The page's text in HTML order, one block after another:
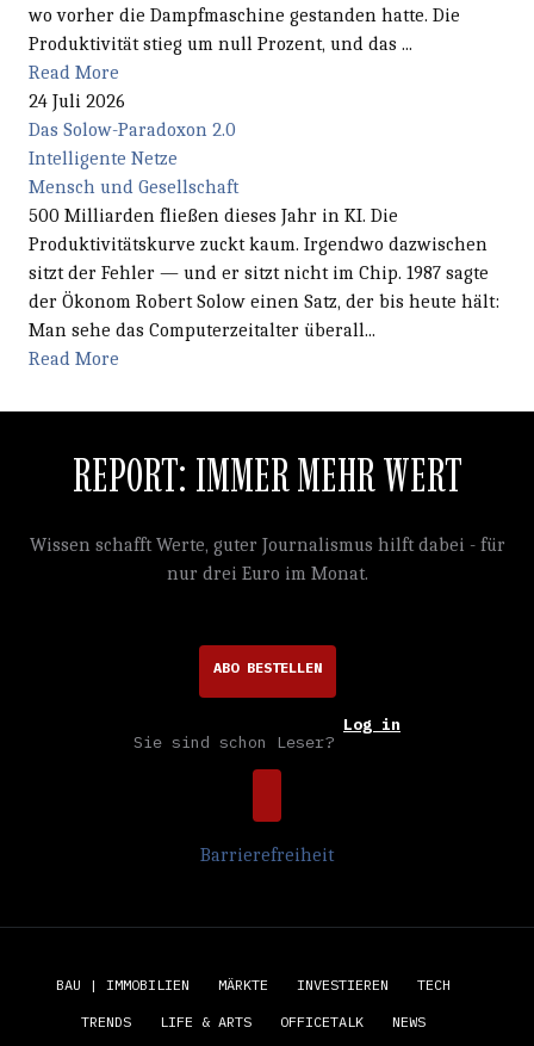
wo vorher die Dampfmaschine gestanden hatte. Die
Produktivität stieg um null Prozent, und das ...
Read More
24 Juli 2026
Das Solow-Paradoxon 2.0
Intelligente Netze
Mensch und Gesellschaft
500 Milliarden fließen dieses Jahr in KI. Die
Produktivitätskurve zuckt kaum. Irgendwo dazwischen
sitzt der Fehler — und er sitzt nicht im Chip. 1987 sagte
der Ökonom Robert Solow einen Satz, der bis heute hält:
Man sehe das Computerzeitalter überall...
Read More
REPORT: IMMER MEHR WERT
Wissen schafft Werte, guter Journalismus hilft dabei - für
nur drei Euro im Monat.
ABO BESTELLEN
Sie sind schon Leser?
Log in
Barrierefreiheit
BAU | IMMOBILIEN MÄRKTE INVESTIEREN TECH
TRENDS LIFE & ARTS OFFICETALK NEWS